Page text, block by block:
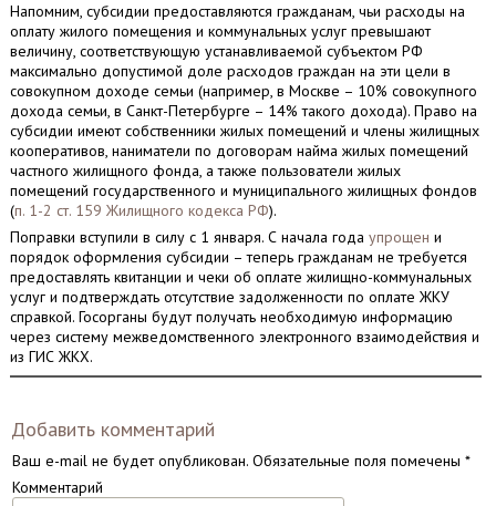
Напомним, субсидии предоставляются гражданам, чьи расходы на
оплату жилого помещения и коммунальных услуг превышают
величину, соответствующую устанавливаемой субъектом РФ
максимально допустимой доле расходов граждан на эти цели в
совокупном доходе семьи (например, в Москве – 10% совокупного
дохода семьи, в Санкт-Петербурге – 14% такого дохода). Право на
субсидии имеют собственники жилых помещений и члены жилищных
кооперативов, наниматели по договорам найма жилых помещений
частного жилищного фонда, а также пользователи жилых
помещений государственного и муниципального жилищных фондов
(п. 1-2 ст. 159 Жилищного кодекса РФ).
Поправки вступили в силу с 1 января. С начала года упрощен и
порядок оформления субсидии – теперь гражданам не требуется
предоставлять квитанции и чеки об оплате жилищно-коммунальных
услуг и подтверждать отсутствие задолженности по оплате ЖКУ
справкой. Госорганы будут получать необходимую информацию
через систему межведомственного электронного взаимодействия и
из ГИС ЖКХ.
Добавить комментарий
Ваш e-mail не будет опубликован.Обязательные поля помечены *
Комментарий